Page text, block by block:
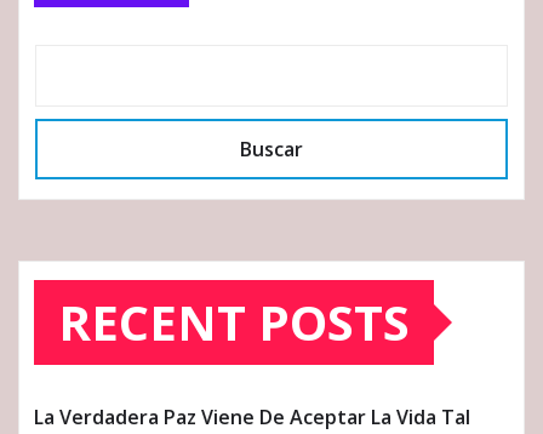
Buscar
RECENT POSTS
La Verdadera Paz Viene De Aceptar La Vida Tal